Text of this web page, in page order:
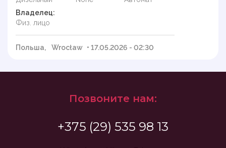
Владелец:
Физ. лицо
Польша, Wrocław • 17.05.2026 - 02:30
Позвоните нам:
+375 (29) 535 98 13